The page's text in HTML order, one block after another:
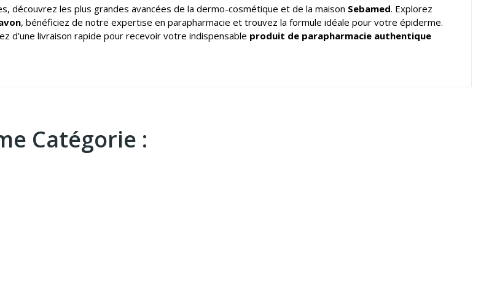
, découvrez les plus grandes avancées de la dermo-cosmétique et de la maison Sebamed. Explorez
, bénéficiez de notre expertise en parapharmacie et trouvez la formule idéale pour votre épiderme.
d’une livraison rapide pour recevoir votre indispensable produit de parapharmacie authentique
Catégorie :